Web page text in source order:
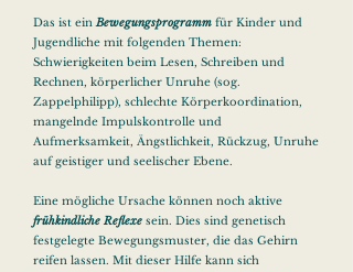
Das ist einBewegungsprogramm für Kinder und
Jugendliche mit folgenden Themen:
Schwierigkeiten beim Lesen, Schreiben und
Rechnen, körperlicher Unruhe (sog.
Zappelphilipp), schlechte Körperkoordination,
mangelnde Impulskontrolle und
Aufmerksamkeit, Ängstlichkeit, Rückzug, Unruhe
auf geistiger und seelischer Ebene.
Eine mögliche Ursache können noch aktive
frühkindliche Reflexe sein. Dies sind genetisch
festgelegte Bewegungsmuster, die das Gehirn
reifen lassen. Mit dieser Hilfe kann sich